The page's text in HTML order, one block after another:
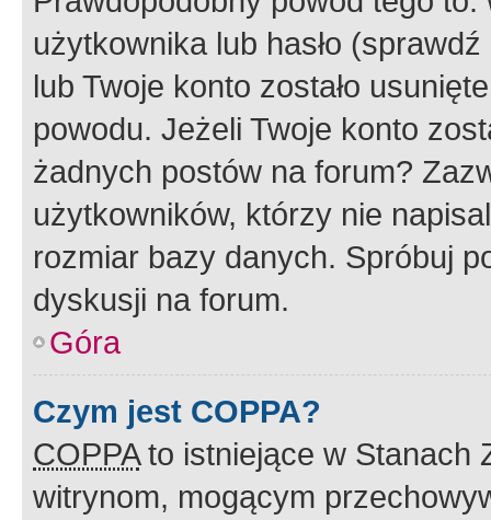
użytkownika lub hasło
lub Twoje konto zostało
powodu. Jeżeli Twoje konto
żadnych postów na forum?
użytkowników, którzy nie
rozmiar bazy danych. Spróbuj
dyskusji na forum.
Góra
Czym jest COPPA?
COPPAto istniejące w Stanach
witrynom, mogącym